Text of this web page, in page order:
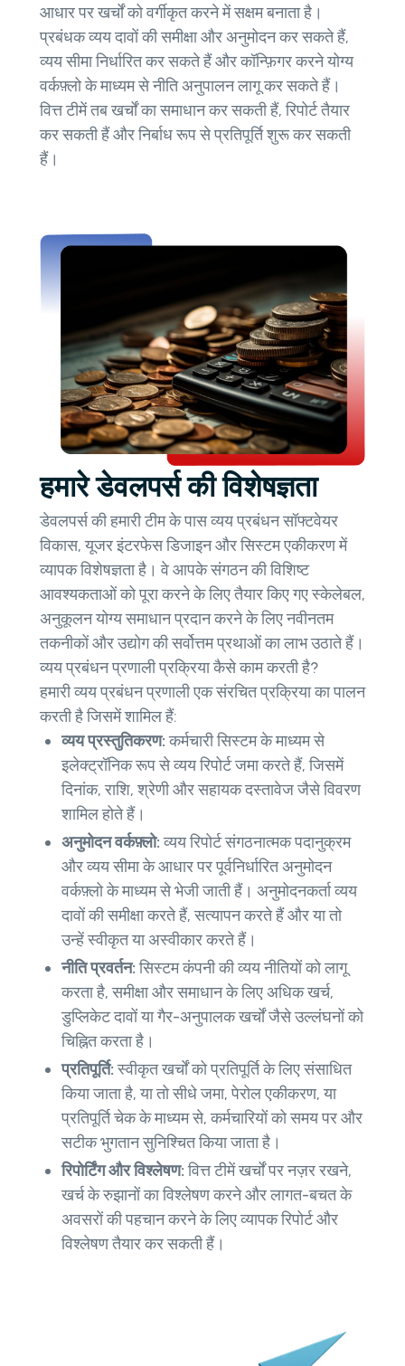
आधार पर खर्चों को वर्गीकृत करने में सक्षम बनाता है।
प्रबंधक व्यय दावों की समीक्षा और अनुमोदन कर सकते हैं,
व्यय सीमा निर्धारित कर सकते हैं और कॉन्फ़िगर करने योग्य
वर्कफ़्लो के माध्यम से नीति अनुपालन लागू कर सकते हैं।
वित्त टीमें तब खर्चों का समाधान कर सकती हैं, रिपोर्ट तैयार
कर सकती हैं और निर्बाध रूप से प्रतिपूर्ति शुरू कर सकती
हैं।
हमारे डेवलपर्स की विशेषज्ञता
डेवलपर्स की हमारी टीम के पास व्यय प्रबंधन सॉफ्टवेयर
विकास, यूजर इंटरफेस डिजाइन और सिस्टम एकीकरण में
व्यापक विशेषज्ञता है। वे आपके संगठन की विशिष्ट
आवश्यकताओं को पूरा करने के लिए तैयार किए गए स्केलेबल,
अनुकूलन योग्य समाधान प्रदान करने के लिए नवीनतम
तकनीकों और उद्योग की सर्वोत्तम प्रथाओं का लाभ उठाते हैं।
व्यय प्रबंधन प्रणाली प्रक्रिया कैसे काम करती है?
हमारी व्यय प्रबंधन प्रणाली एक संरचित प्रक्रिया का पालन
करती है जिसमें शामिल हैं:
व्यय प्रस्तुतिकरण:कर्मचारी सिस्टम के माध्यम से
इलेक्ट्रॉनिक रूप से व्यय रिपोर्ट जमा करते हैं, जिसमें
दिनांक, राशि, श्रेणी और सहायक दस्तावेज जैसे विवरण
शामिल होते हैं।
अनुमोदन वर्कफ़्लो:व्यय रिपोर्ट संगठनात्मक पदानुक्रम
और व्यय सीमा के आधार पर पूर्वनिर्धारित अनुमोदन
वर्कफ़्लो के माध्यम से भेजी जाती हैं। अनुमोदनकर्ता व्यय
दावों की समीक्षा करते हैं, सत्यापन करते हैं और या तो
उन्हें स्वीकृत या अस्वीकार करते हैं।
नीति प्रवर्तन:सिस्टम कंपनी की व्यय नीतियों को लागू
करता है, समीक्षा और समाधान के लिए अधिक खर्च,
डुप्लिकेट दावों या गैर-अनुपालक खर्चों जैसे उल्लंघनों को
चिह्नित करता है।
प्रतिपूर्ति:स्वीकृत खर्चों को प्रतिपूर्ति के लिए संसाधित
किया जाता है, या तो सीधे जमा, पेरोल एकीकरण, या
प्रतिपूर्ति चेक के माध्यम से, कर्मचारियों को समय पर और
सटीक भुगतान सुनिश्चित किया जाता है।
रिपोर्टिंग और विश्लेषण:वित्त टीमें खर्चों पर नज़र रखने,
खर्च के रुझानों का विश्लेषण करने और लागत-बचत के
अवसरों की पहचान करने के लिए व्यापक रिपोर्ट और
विश्लेषण तैयार कर सकती हैं।